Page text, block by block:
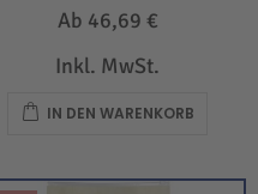
Ab 46,69 €
Inkl. MwSt.
IN DEN WARENKORB